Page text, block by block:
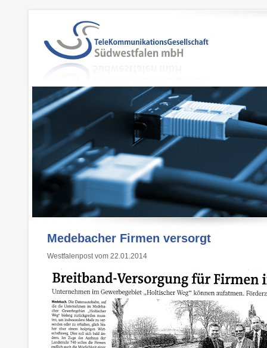
Medebacher Firmen versorgt
Westfalenpost vom 22.01.2014